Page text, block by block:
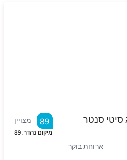
סיטי סנטר מצויין 89
מיקום נהדר.89
ארוחת בוקר